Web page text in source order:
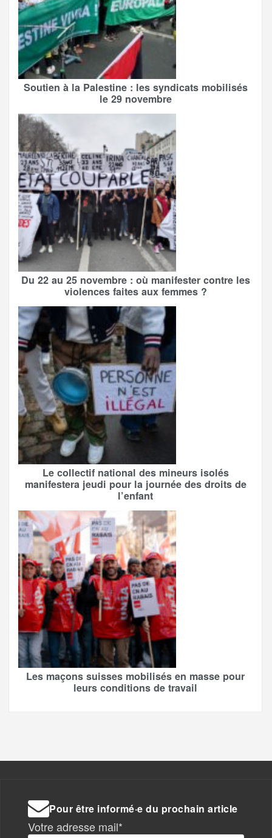
Soutien à la Palestine : les syndicats mobilisés
le 29 novembre
Du 22 au 25 novembre : où manifester contre les
violences faites aux femmes ?
Le collectif national des mineurs isolés
manifestera jeudi pour la journée des droits de
l’enfant
Les maçons suisses mobilisés en masse pour
leurs conditions de travail
Pour être informé·e du prochain article
Votre adresse mail*